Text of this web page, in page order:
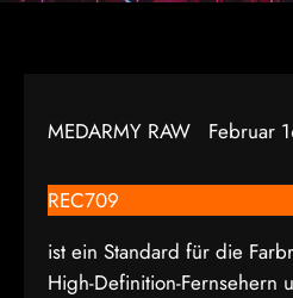
MEDARMY RAW Februar
REC709
ist ein Standard für die
High-Definition-Fernsehern